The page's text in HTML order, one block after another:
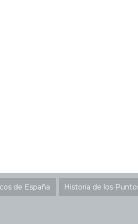
de España Historia de los